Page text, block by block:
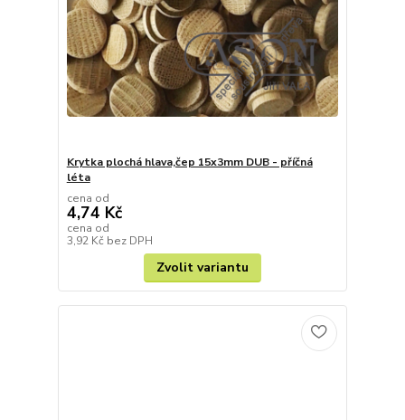
Krytka plochá hlava,čep 15x3mm DUB - příčná
léta
cena od
4,74 Kč
cena od
3,92 Kč bez DPH
Zvolit variantu